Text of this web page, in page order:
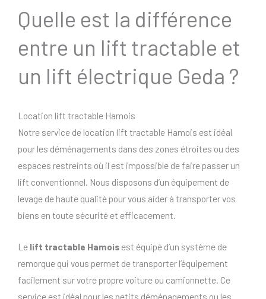
Quelle est la différence
entre un lift tractable et
un lift électrique Geda ?
Location lift tractable Hamois
Notre service de location lift tractable Hamois est idéal
pour les déménagements dans des zones étroites ou des
espaces restreints où il est impossible de faire passer un
lift conventionnel. Nous disposons d’un équipement de
levage de haute qualité pour vous aider à transporter vos
biens en toute sécurité et efficacement.
Le lift tractable Hamois est équipé d’un système de
remorque qui vous permet de transporter l’équipement
facilement sur votre propre voiture ou camionnette. Ce
service est idéal pour les petits déménagements ou les